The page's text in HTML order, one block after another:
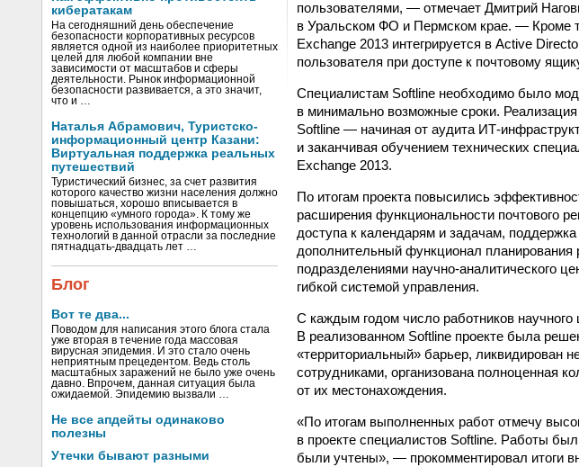
кибератакам
На сегодняшний день обеспечение
безопасности корпоративных ресурсов
является одной из наиболее приоритетных
целей для любой компании вне
зависимости от масштабов и сферы
деятельности. Рынок информационной
безопасности развивается, а это значит,
что и …
Наталья Абрамович, Туристско-
информационный центр Казани:
Виртуальная поддержка реальных
путешествий
Туристический бизнес, за счет развития
которого качество жизни населения должно
повышаться, хорошо вписывается в
концепцию «умного города». К тому же
уровень использования информационных
технологий в данной отрасли за последние
пятнадцать-двадцать лет …
Блог
Вот те два...
Поводом для написания этого блога стала
уже вторая в течение года массовая
вирусная эпидемия. И это стало очень
неприятным прецедентом. Ведь столь
масштабных заражений не было уже очень
давно. Впрочем, данная ситуация была
ожидаемой. Эпидемию вызвали …
Не все апдейты одинаково
полезны
Утечки бывают разными
пользователями, — отмечает Дмитрий
в Уральском ФО и Пермском крае. — Кроме
Exchange 2013 интегрируется в Active
пользователя при доступе к почтовому
Специалистам Softline необходимо было
в минимально возможные сроки.
Softline — начиная от аудита ИТ-
и заканчивая обучением технических
Exchange 2013.
По итогам проекта повысились
расширения функциональности почтового
доступа к календарям и задачам,
дополнительный функционал
подразделениями научно-аналитического
гибкой системой управления.
С каждым годом число работников научного
В реализованном Softline проекте была
«территориальный» барьер, ликвидирован
сотрудниками, организована полноценная
от их местонахождения.
«По итогам выполненных работ отмечу
в проекте специалистов Softline. Работы
были учтены», — прокомментировал итоги